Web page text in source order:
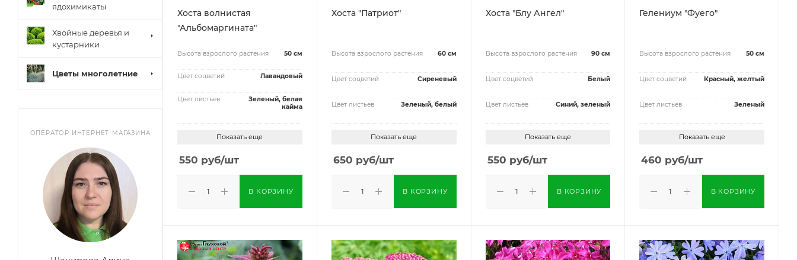
Хоста волнистая
"Альбомаргината"
Высота взрослого растения 50 см
Цвет соцветий Лавандовый
Цвет листьев
Зеленый, белая
кайма
Показать еще
550 руб/шт
В КОРЗИНУ
Хоста "Патриот"
Высота взрослого растения 60 см
Цвет соцветий Сиреневый
Цвет листьев Зеленый, белый
Показать еще
650 руб/шт
В КОРЗИНУ
Хоста "Блу Ангел"
Высота взрослого растения 90 см
Цвет соцветий Белый
Цвет листьев Синий, зеленый
Показать еще
550 руб/шт
В КОРЗИНУ
Гелениум "Фуего"
Высота взрослого растения 50 см
Цвет соцветий Красный, желтый
Цвет листьев Зеленый
Показать еще
460 руб/шт
В КОРЗИНУ
ядохимикаты
Хвойные деревья и
кустарники
Цветы многолетние
ОПЕРАТОР ИНТЕРНЕТ-МАГАЗИНА